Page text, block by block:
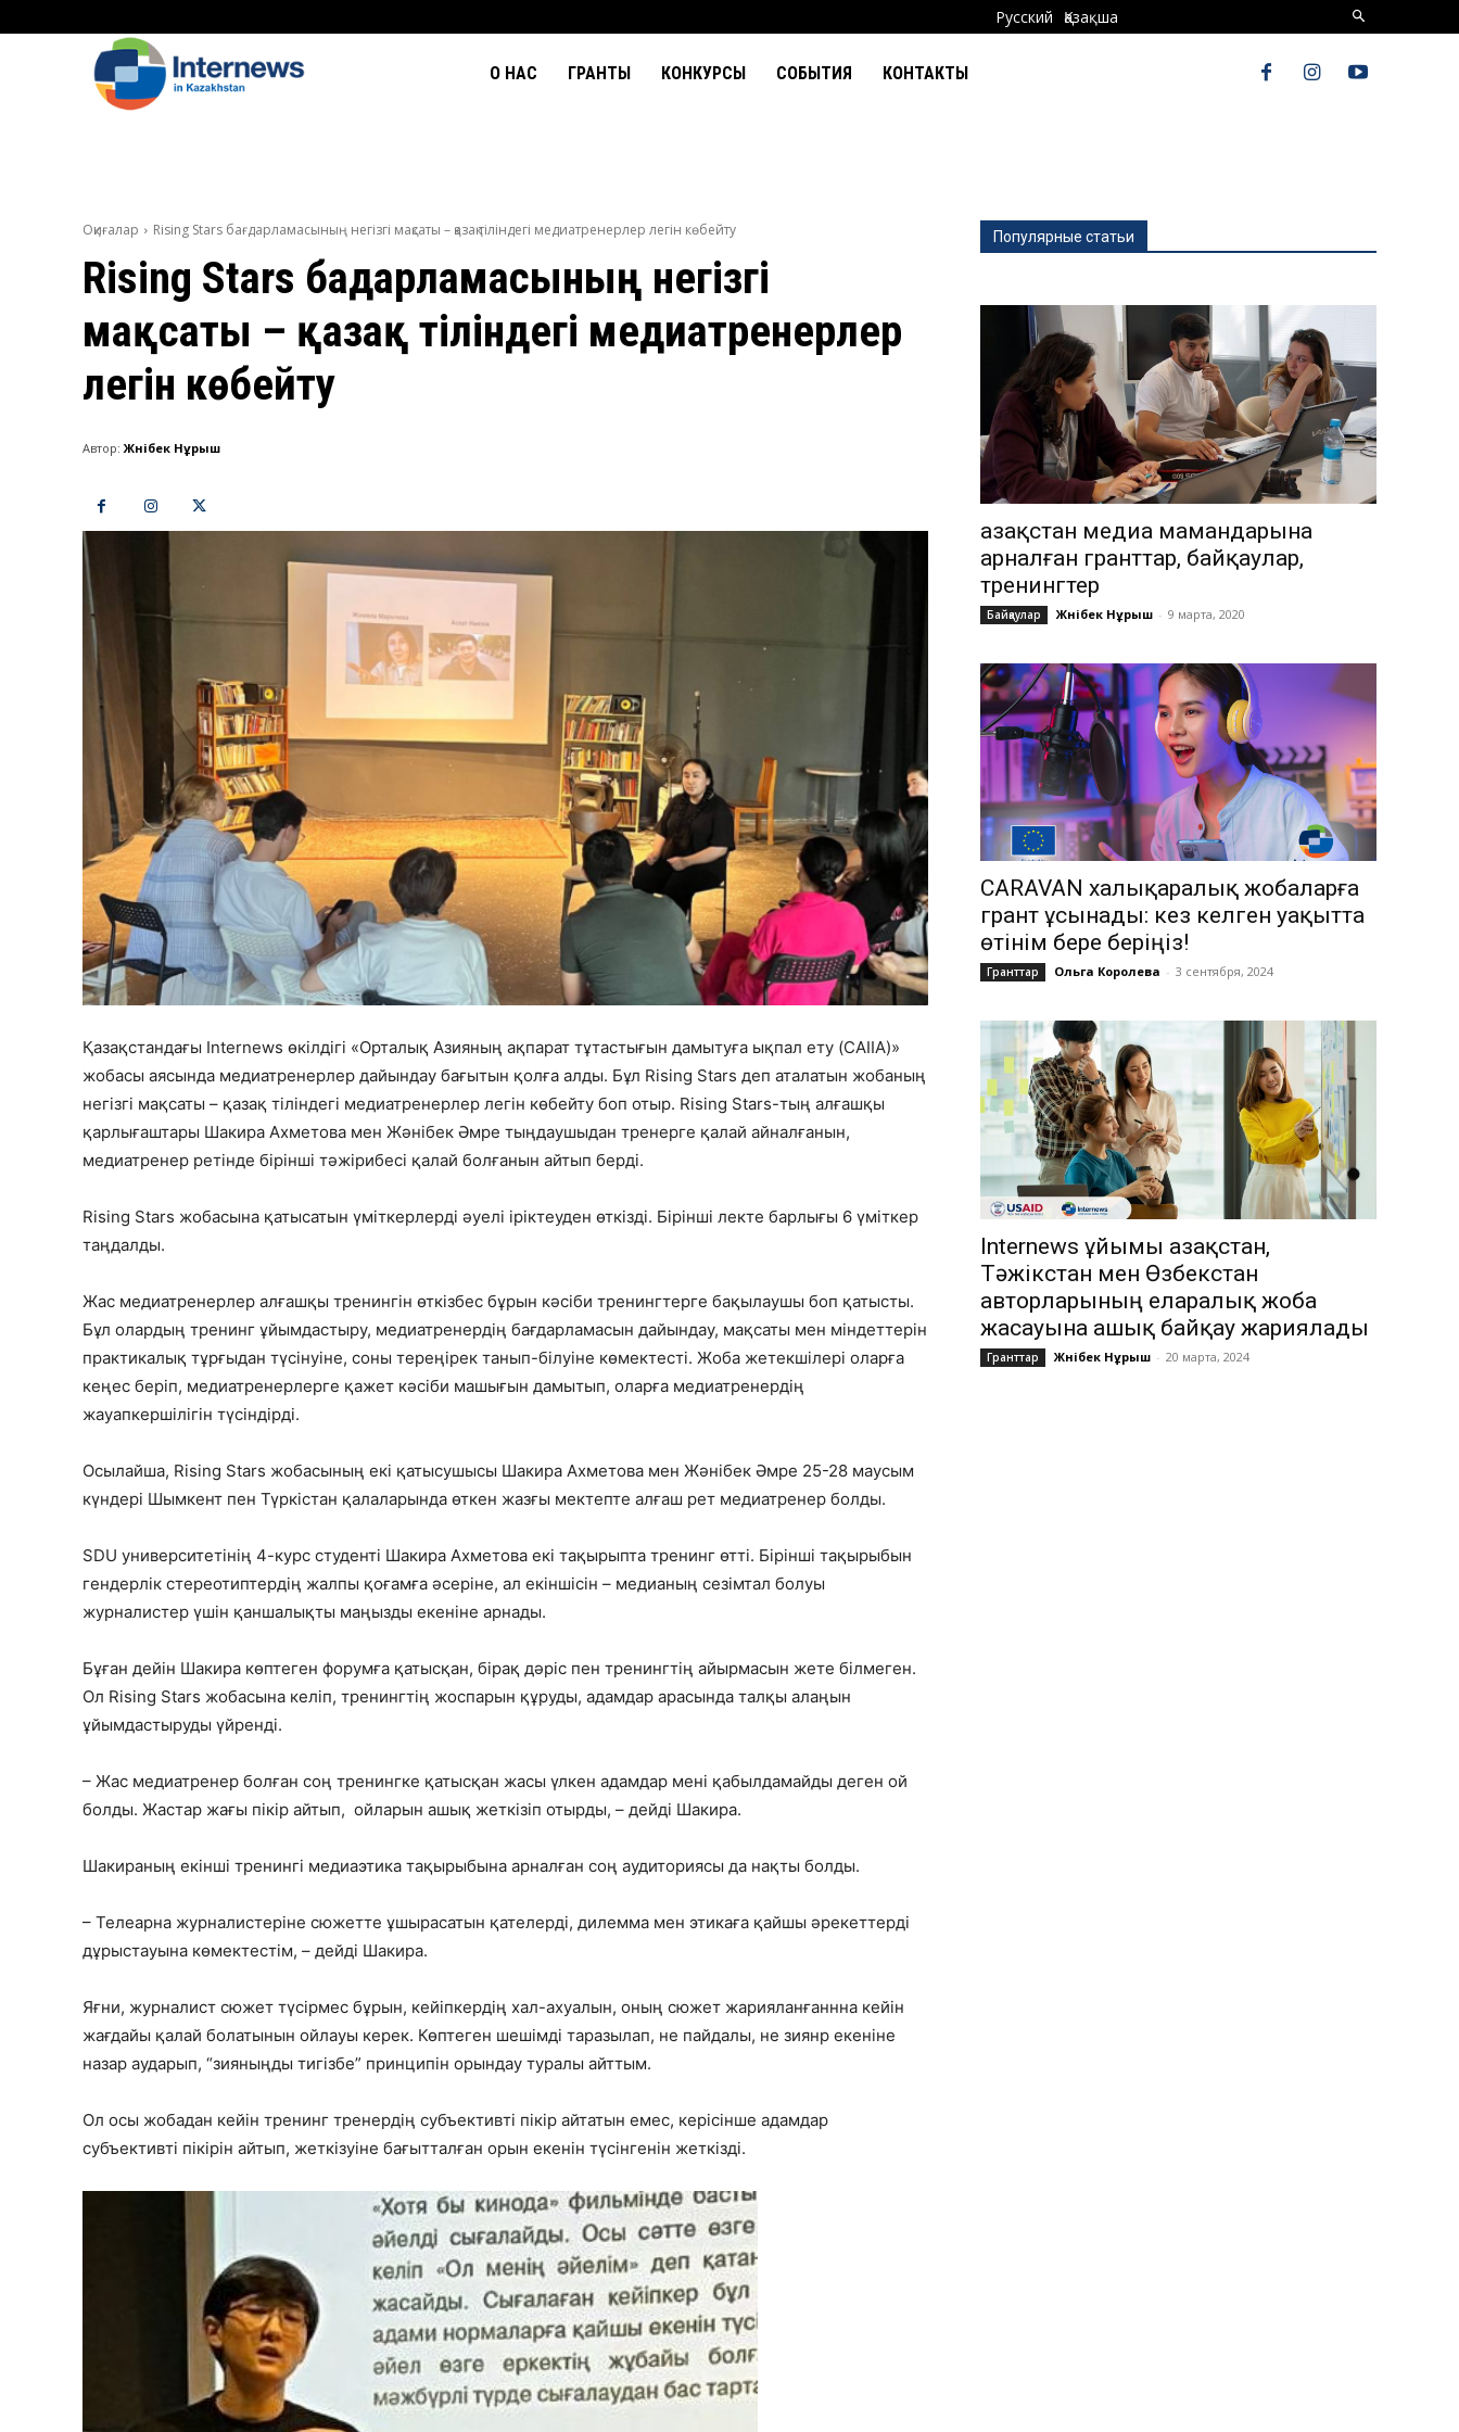
Русский Қазақша
О НАС ГРАНТЫ КОНКУРСЫ СОБЫТИЯ КОНТАКТЫ
Оқиғалар Rising Stars бағдарламасының негізгі мақсаты – қазақ тіліндегі медиатренерлер легін көбейту
Rising Stars бағдарламасының негізгі
мақсаты – қазақ тіліндегі медиатренерлер
легін көбейту
Автор: Жәнібек Нұрыш
Қазақстандағы Internews өкілдігі «Орталық Азияның ақпарат тұтастығын дамытуға ықпал ету (CAIIA)»
жобасы аясында медиатренерлер дайындау бағытын қолға алды. Бұл Rising Stars деп аталатын жобаның
негізгі мақсаты – қазақ тіліндегі медиатренерлер легін көбейту боп отыр. Rising Stars-тың алғашқы
қарлығаштары Шакира Ахметова мен Жәнібек Әмре тыңдаушыдан тренерге қалай айналғанын,
медиатренер ретінде бірінші тәжірибесі қалай болғанын айтып берді.
Rising Stars жобасына қатысатын үміткерлерді әуелі іріктеуден өткізді. Бірінші лекте барлығы 6 үміткер
таңдалды.
Жас медиатренерлер алғашқы тренингін өткізбес бұрын кәсіби тренингтерге бақылаушы боп қатысты.
Бұл олардың тренинг ұйымдастыру, медиатренердің бағдарламасын дайындау, мақсаты мен міндеттерін
практикалық тұрғыдан түсінуіне, соны тереңірек танып-білуіне көмектесті. Жоба жетекшілері оларға
кеңес беріп, медиатренерлерге қажет кәсіби машығын дамытып, оларға медиатренердің
жауапкершілігін түсіндірді.
Осылайша, Rising Stars жобасының екі қатысушысы Шакира Ахметова мен Жәнібек Әмре 25-28 маусым
күндері Шымкент пен Түркістан қалаларында өткен жазғы мектепте алғаш рет медиатренер болды.
SDU университетінің 4-курс студенті Шакира Ахметова екі тақырыпта тренинг өтті. Бірінші тақырыбын
гендерлік стереотиптердің жалпы қоғамға әсеріне, ал екіншісін – медианың сезімтал болуы
журналистер үшін қаншалықты маңызды екеніне арнады.
Бұған дейін Шакира көптеген форумға қатысқан, бірақ дәріс пен тренингтің айырмасын жете білмеген.
Ол Rising Stars жобасына келіп, тренингтің жоспарын құруды, адамдар арасында талқы алаңын
ұйымдастыруды үйренді.
– Жас медиатренер болған соң тренингке қатысқан жасы үлкен адамдар мені қабылдамайды деген ой
болды. Жастар жағы пікір айтып, ойларын ашық жеткізіп отырды, – дейді Шакира.
Шакираның екінші тренингі медиаэтика тақырыбына арналған соң аудиториясы да нақты болды.
– Телеарна журналистеріне сюжетте ұшырасатын қателерді, дилемма мен этикаға қайшы әрекеттерді
дұрыстауына көмектестім, – дейді Шакира.
Яғни, журналист сюжет түсірмес бұрын, кейіпкердің хал-ахуалын, оның сюжет жарияланғаннна кейін
жағдайы қалай болатынын ойлауы керек. Көптеген шешімді таразылап, не пайдалы, не зиянр екеніне
назар аударып, “зияныңды тигізбе” принципін орындау туралы айттым.
Ол осы жобадан кейін тренинг тренердің субъективті пікір айтатын емес, керісінше адамдар
субъективті пікірін айтып, жеткізуіне бағытталған орын екенін түсінгенін жеткізді.
Популярные статьи
Қазақстан медиа мамандарына
арналған гранттар, байқаулар,
тренингтер
Байқаулар Жәнібек Нұрыш - 9 марта, 2020
CARAVAN халықаралық жобаларға
грант ұсынады: кез келген уақытта
өтінім бере беріңіз!
Гранттар Ольга Королева - 3 сентября, 2024
Internews ұйымы Қазақстан,
Тәжікстан мен Өзбекстан
авторларының еларалық жоба
жасауына ашық байқау жариялады
Гранттар Жәнібек Нұрыш - 20 марта, 2024